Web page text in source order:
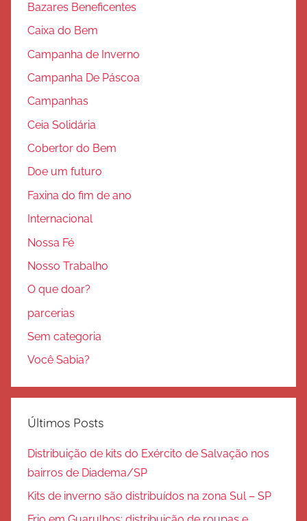
Bazares Beneficentes
Caixa do Bem
Campanha de Inverno
Campanha De Páscoa
Campanhas
Ceia Solidária
Cobertor do Bem
Doe um futuro
Faxina do fim de ano
Internacional
Nossa Fé
Nosso Trabalho
O que doar?
parcerias
Sem categoria
Você Sabia?
Últimos Posts
Distribuição de kits do Exército de Salvação nos
bairros de Diadema/SP
Kits de inverno são distribuídos na zona Sul – SP